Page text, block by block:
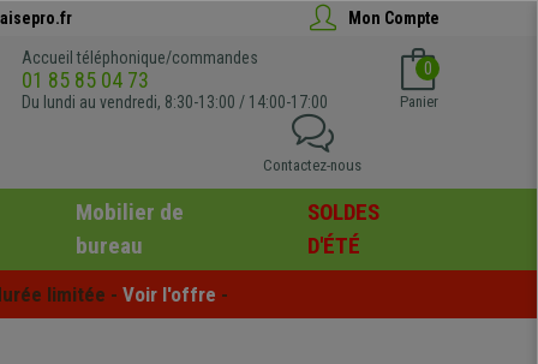
Mon Compte
Accueil téléphonique/commandes
01 85 85 04 73
Du lundi au vendredi, 8:30-13:00 / 14:00-17:00
0
Panier
Contactez-nous
Mobilier de
bureau
SOLDES
D'ÉTÉ
limitée - Voir l'offre -